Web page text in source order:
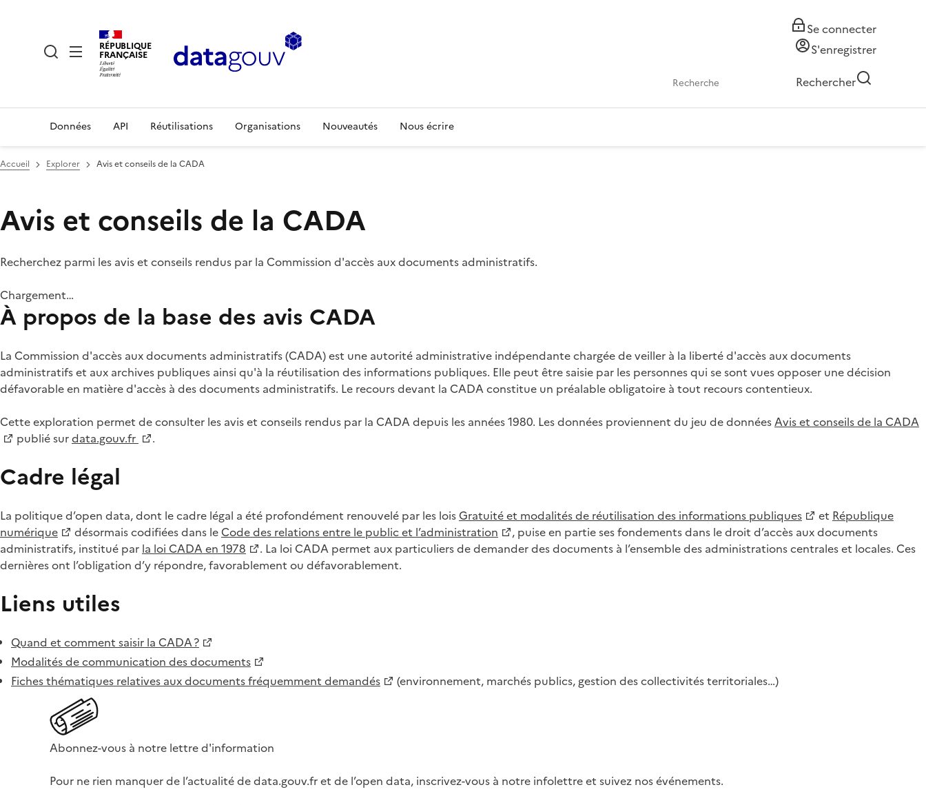
RÉPUBLIQUE
FRANÇAISE
Se connecter
S'enregistrer
Rechercher
Données API Réutilisations Organisations Nouveautés Nous écrire
Accueil Explorer Avis et conseils de la CADA
Avis et conseils de la CADA
Recherchez parmi les avis et conseils rendus par la Commission d'accès aux documents administratifs.
Chargement…
À propos de la base des avis CADA
La Commission d'accès aux documents administratifs (CADA) est une autorité administrative indépendante chargée de veiller à la liberté d'accès aux documents
administratifs et aux archives publiques ainsi qu'à la réutilisation des informations publiques. Elle peut être saisie par les personnes qui se sont vues opposer une décision
défavorable en matière d'accès à des documents administratifs. Le recours devant la CADA constitue un préalable obligatoire à tout recours contentieux.
Cette exploration permet de consulter les avis et conseils rendus par la CADA depuis les années 1980. Les données proviennent du jeu de donnéesAvis et conseils de la CADA
publié surdata.gouv.fr .
Cadre légal
La politique d’open data, dont le cadre légal a été profondément renouvelé par les loisGratuité et modalités de réutilisation des informations publiques et République
numérique
désormais codifiées dans le Code des relations entre le public et l’administration
, puise en partie ses fondements dans le droit d’accès aux documents
administratifs, institué par la loi CADA en 1978
. La loi CADA permet aux particuliers de demander des documents à l’ensemble des administrations centrales et locales. Ces
dernières ont l’obligation d’y répondre, favorablement ou défavorablement.
Liens utiles
Quand et comment saisir la CADA ?
Modalités de communication des documents
Fiches thématiques relatives aux documents fréquemment demandés
(environnement, marchés publics, gestion des collectivités territoriales…)
Abonnez-vous à notre lettre d'information
Pour ne rien manquer de l’actualité de data.gouv.fr et de l’open data, inscrivez-vous à notre infolettre et suivez nos événements.